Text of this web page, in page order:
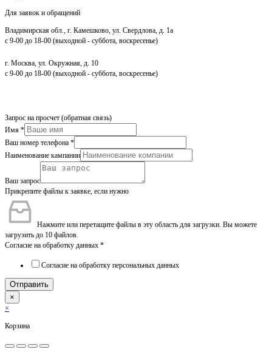
Для заявок и обращений
Владимирская обл., г. Камешково, ул. Свердлова, д. 1а
с 9-00 до 18-00 (выходной - суббота, воскресенье)
г. Москва, ул. Окружная, д. 10
с 9-00 до 18-00 (выходной - суббота, воскресенье)
Запрос на просчет (обратная связь)
Имя *
Ваш номер телефона *
Наименование кампании
Ваш запрос
Прикрепите файлы к заявке, если нужно
Нажмите или перетащите файлы в эту область для загрузки. Вы можете
загрузить до 10 файлов.
Согласие на обработку данных *
Согласие на обработку персональных данных
Отправить
×
×
Корзина